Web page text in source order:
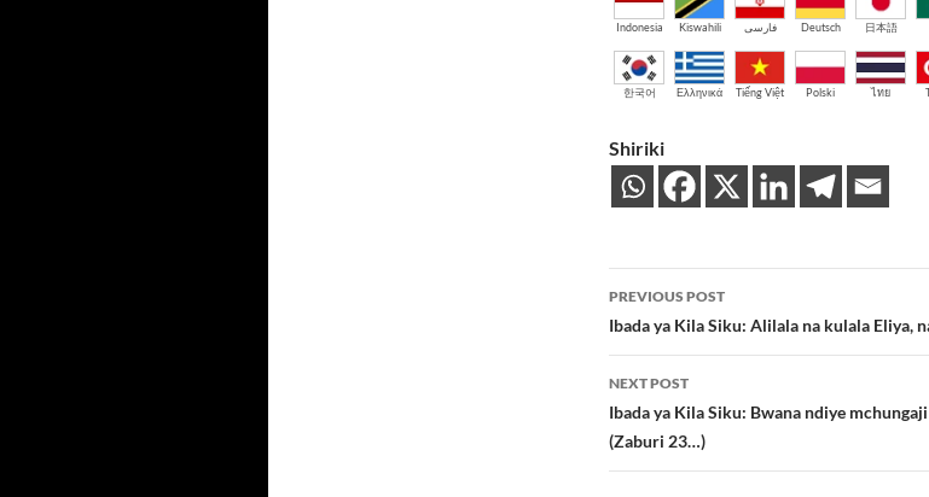
Indonesia Kiswahili فارسی Deutsch 日本語
한국어 Ελληνικά Tiếng Việt Polski ไทย
Shiriki
Post
navigation
PREVIOUS POST
Ibada ya Kila Siku: Alilala na kulala Eliya,
NEXT POST
Ibada ya Kila Siku: Bwana ndiye
(Zaburi 23…)